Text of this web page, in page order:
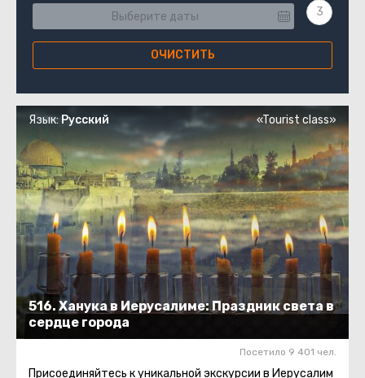
ОЧИСТИТЬ
516. Ханука в Иерусалиме: Праздник света в
сердце города
Язык:Русский «Tourist class»
Посетило 9 401 чел.
Присоединяйтесь к уникальной экскурсии в Иерусалим